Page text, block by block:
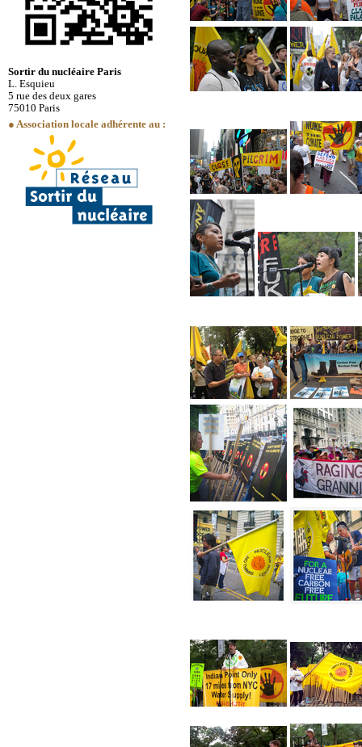
Sortir du nucléaire Paris
L. Esquieu
5 rue des deux gares
75010 Paris
● Association locale adhérente au :